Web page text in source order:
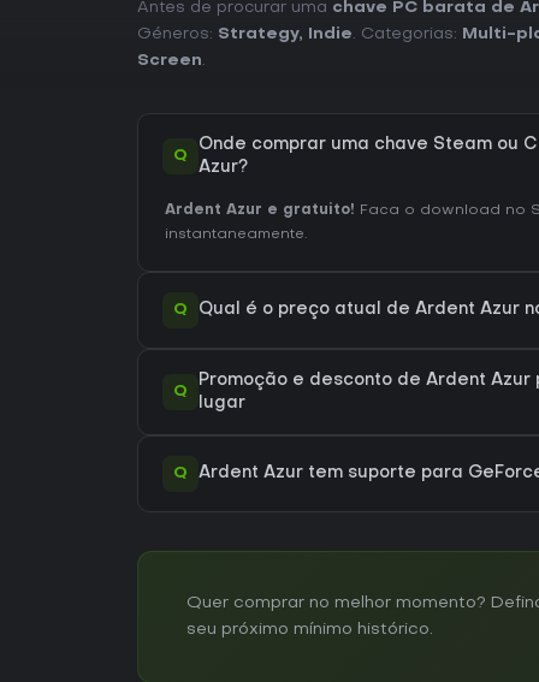
Antes de procurar uma chave PC barata de
Géneros: Strategy, Indie. Categorias:
Multi-
Screen.
Q
Onde comprar uma chave Steam ou
Azur?
Ardent Azur e gratuito! Faca o download no
instantaneamente.
Q Qual é o preço atual de Ardent Azur
Q
Promoção e desconto de Ardent Azur
lugar
Q Ardent Azur tem suporte para
Quer comprar no melhor momento?
seu próximo mínimo histórico.